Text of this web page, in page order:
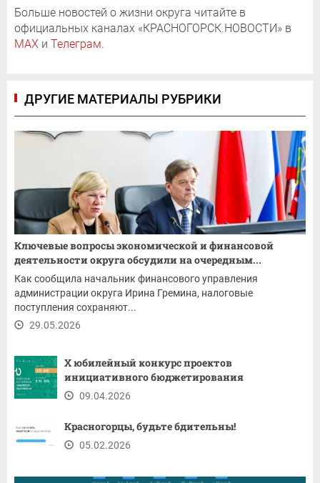
Больше новостей о жизни округа читайте в
официальных каналах «КРАСНОГОРСК.НОВОСТИ» в
MAX и Телеграм.
ДРУГИЕ МАТЕРИАЛЫ РУБРИКИ
Ключевые вопросы экономической и финансовой
деятельности округа обсудили на очередным...
Как сообщила начальник финансового управления
администрации округа Ирина Гремина, налоговые
поступления сохраняют...
29.05.2026
X юбилейный конкурс проектов
инициативного бюджетирования
09.04.2026
Красногорцы, будьте бдительны!
05.02.2026